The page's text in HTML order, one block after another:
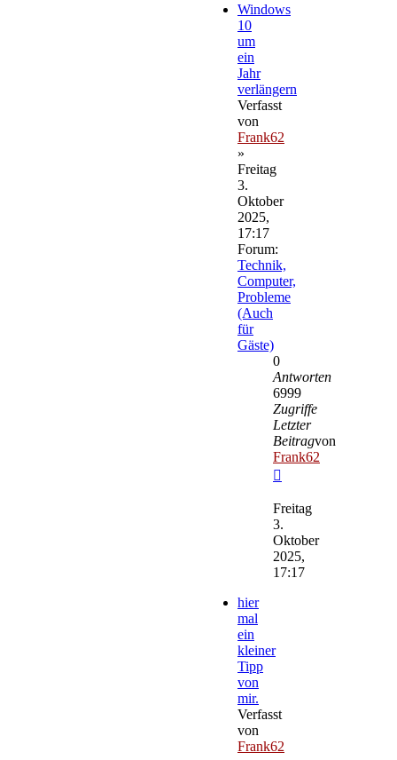
Windows
10
um
ein
Jahr
verlängern
Verfasst
von
Frank62
»
Freitag
3.
Oktober
2025,
17:17
Forum:
Technik,
Computer,
Probleme
(Auch
für
Gäste)
0
Antworten
6999
Zugriffe
Letzter
Beitragvon
Frank62
Beitrag
Freitag
3.
Oktober
2025,
17:17
hier
mal
ein
kleiner
Tipp
von
mir.
Verfasst
von
Frank62